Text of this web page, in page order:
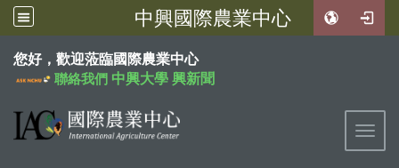
中興國際農業中心
您好，歡迎蒞臨國際農業中心
聯絡我們 中興大學 興新聞